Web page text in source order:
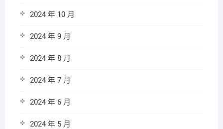
2024 年 10 月
2024 年 9 月
2024 年 8 月
2024 年 7 月
2024 年 6 月
2024 年 5 月